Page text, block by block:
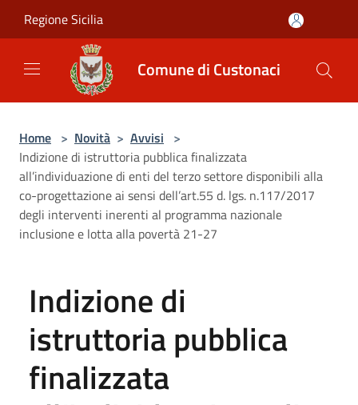
Regione Sicilia
Comune di Custonaci
Home > Novità > Avvisi >
Indizione di istruttoria pubblica finalizzata
all’individuazione di enti del terzo settore disponibili alla
co-progettazione ai sensi dell’art.55 d. lgs. n.117/2017
degli interventi inerenti al programma nazionale
inclusione e lotta alla povertà 21-27
Indizione di
istruttoria pubblica
finalizzata